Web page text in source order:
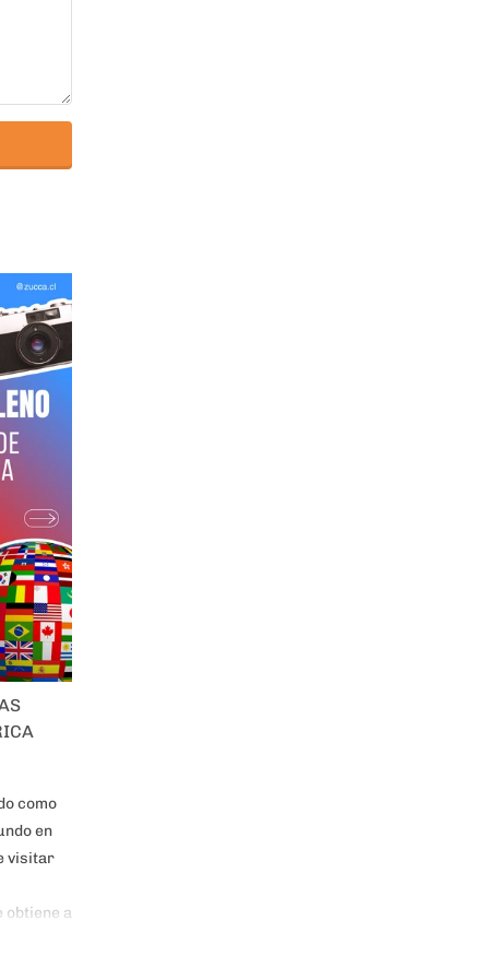
como
en
visitar
obtiene a